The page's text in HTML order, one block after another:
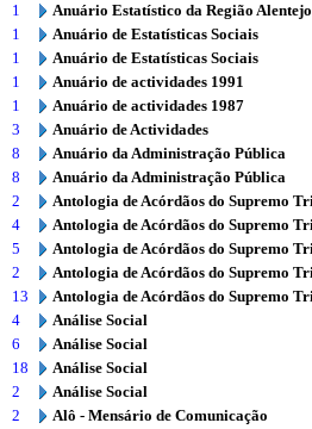
1
Anuário Estatístico da Região Alentejo
1
Anuário de Estatísticas Sociais
1
Anuário de Estatísticas Sociais
1
Anuário de actividades 1991
1
Anuário de actividades 1987
3
Anuário de Actividades
8
Anuário da Administração Pública
8
Anuário da Administração Pública
2
Antologia de Acórdãos do Supremo
4
Antologia de Acórdãos do Supremo
5
Antologia de Acórdãos do Supremo
2
Antologia de Acórdãos do Supremo
13
Antologia de Acórdãos do Supremo
4
Análise Social
6
Análise Social
18
Análise Social
2
Análise Social
2
Alô - Mensário de Comunicação